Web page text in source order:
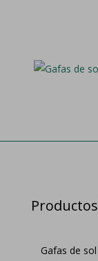
Productos
Gafas de sol